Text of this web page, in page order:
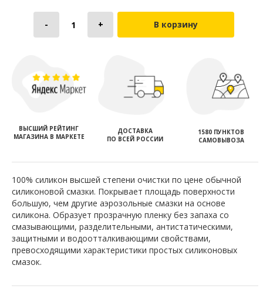
В корзину
ВЫСШИЙ РЕЙТИНГ
МАГАЗИНА В МАРКЕТЕ
ДОСТАВКА
ПО ВСЕЙ РОССИИ
1580 ПУНКТОВ
САМОВЫВОЗА
100% силикон высшей степени очистки по цене обычной
силиконовой смазки. Покрывает площадь поверхности
большую, чем другие аэрозольные смазки на основе
силикона. Образует прозрачную пленку без запаха со
смазывающими, разделительными, антистатическими,
защитными и водоотталкивающими свойствами,
превосходящими характеристики простых силиконовых
смазок.